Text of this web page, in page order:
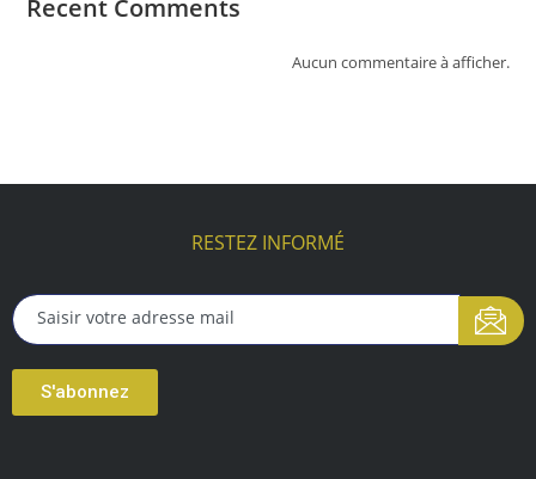
Recent Comments
Aucun commentaire à afficher.
RESTEZ INFORMÉ
S'abonnez